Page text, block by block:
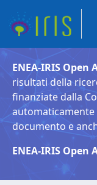
ENEA-IRIS Open
risultati della
finanziate dalla
automaticamente
documento e
ENEA-IRIS Open